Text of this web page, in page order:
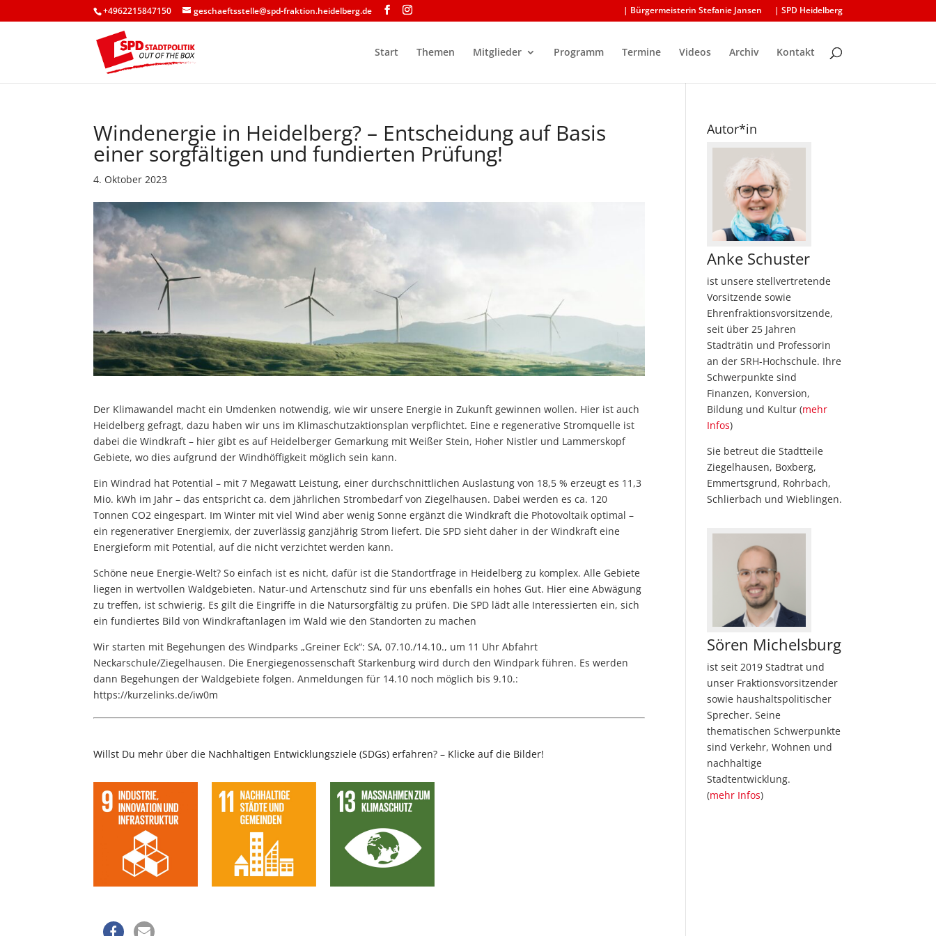
+4962215847150 geschaeftsstelle@spd-fraktion.heidelberg.de | Bürgermeisterin Stefanie Jansen | SPD Heidelberg
Start Themen Mitglieder Programm Termine Videos Archiv Kontakt
Windenergie in Heidelberg? – Entscheidung auf Basis
einer sorgfältigen und fundierten Prüfung!
4. Oktober 2023
Der Klimawandel macht ein Umdenken notwendig, wie wir unsere Energie in Zukunft gewinnen wollen. Hier ist auch
Heidelberg gefragt, dazu haben wir uns im Klimaschutzaktionsplan verpflichtet. Eine e regenerative Stromquelle ist
dabei die Windkraft – hier gibt es auf Heidelberger Gemarkung mit Weißer Stein, Hoher Nistler und Lammerskopf
Gebiete, wo dies aufgrund der Windhöffigkeit möglich sein kann.
Ein Windrad hat Potential – mit 7 Megawatt Leistung, einer durchschnittlichen Auslastung von 18,5 % erzeugt es 11,3
Mio. kWh im Jahr – das entspricht ca. dem jährlichen Strombedarf von Ziegelhausen. Dabei werden es ca. 120
Tonnen CO2 eingespart. Im Winter mit viel Wind aber wenig Sonne ergänzt die Windkraft die Photovoltaik optimal –
ein regenerativer Energiemix, der zuverlässig ganzjährig Strom liefert. Die SPD sieht daher in der Windkraft eine
Energieform mit Potential, auf die nicht verzichtet werden kann.
Schöne neue Energie-Welt? So einfach ist es nicht, dafür ist die Standortfrage in Heidelberg zu komplex. Alle Gebiete
liegen in wertvollen Waldgebieten. Natur-und Artenschutz sind für uns ebenfalls ein hohes Gut. Hier eine Abwägung
zu treffen, ist schwierig. Es gilt die Eingriffe in die Natursorgfältig zu prüfen. Die SPD lädt alle Interessierten ein, sich
ein fundiertes Bild von Windkraftanlagen im Wald wie den Standorten zu machen
Wir starten mit Begehungen des Windparks „Greiner Eck“: SA, 07.10./14.10., um 11 Uhr Abfahrt
Neckarschule/Ziegelhausen. Die Energiegenossenschaft Starkenburg wird durch den Windpark führen. Es werden
dann Begehungen der Waldgebiete folgen. Anmeldungen für 14.10 noch möglich bis 9.10.:
https://kurzelinks.de/iw0m
Willst Du mehr über die Nachhaltigen Entwicklungsziele (SDGs) erfahren? – Klicke auf die Bilder!
Autor*in
Anke Schuster
ist unsere stellvertretende
Vorsitzende sowie
Ehrenfraktionsvorsitzende,
seit über 25 Jahren
Stadträtin und Professorin
an der SRH-Hochschule. Ihre
Schwerpunkte sind
Finanzen, Konversion,
Bildung und Kultur (mehr
Infos)
Sie betreut die Stadtteile
Ziegelhausen, Boxberg,
Emmertsgrund, Rohrbach,
Schlierbach und Wieblingen.
Sören Michelsburg
ist seit 2019 Stadtrat und
unser Fraktionsvorsitzender
sowie haushaltspolitischer
Sprecher. Seine
thematischen Schwerpunkte
sind Verkehr, Wohnen und
nachhaltige
Stadtentwicklung.
(mehr Infos)